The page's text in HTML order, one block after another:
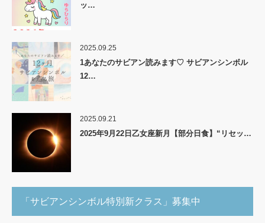
ッ…
2025.09.25
1あなたのサビアン読みます♡ サビアンシンボル
12…
2025.09.21
2025年9月22日乙女座新月【部分日食】“リセッ…
「サビアンシンボル特別新クラス」募集中